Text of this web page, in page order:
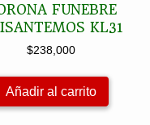
FUNEBRE
KL31
$238,000
Añadir al carrito